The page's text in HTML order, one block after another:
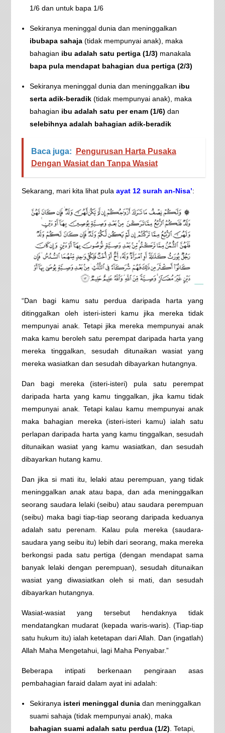
1/6 dan untuk bapa 1/6
Sekiranya meninggal dunia dan meninggalkan
ibubapa sahaja(tidak mempunyai anak), maka
bahagian ibu adalah satu pertiga (1/3) manakala
bapa pula mendapat bahagian dua pertiga (2/3)
Sekiranya meninggal dunia dan meninggalkan ibu
serta adik-beradik(tidak mempunyai anak), maka
bahagian ibu adalah satu per enam (1/6) dan
selebihnya adalah bahagian adik-beradik
Baca juga:
Pengurusan Harta Pusaka
Dengan Wasiat dan Tanpa Wasiat
Sekarang, mari kita lihat pula ayat 12 surah an-Nisa’:
“Dan bagi kamu satu perdua daripada harta yang
ditinggalkan oleh isteri-isteri kamu jika mereka tidak
mempunyai anak. Tetapi jika mereka mempunyai anak
maka kamu beroleh satu perempat daripada harta yang
mereka tinggalkan, sesudah ditunaikan wasiat yang
mereka wasiatkan dan sesudah dibayarkan hutangnya.
Dan bagi mereka (isteri-isteri) pula satu perempat
daripada harta yang kamu tinggalkan, jika kamu tidak
mempunyai anak. Tetapi kalau kamu mempunyai anak
maka bahagian mereka (isteri-isteri kamu) ialah satu
perlapan daripada harta yang kamu tinggalkan, sesudah
ditunaikan wasiat yang kamu wasiatkan, dan sesudah
dibayarkan hutang kamu.
Dan jika si mati itu, lelaki atau perempuan, yang tidak
meninggalkan anak atau bapa, dan ada meninggalkan
seorang saudara lelaki (seibu) atau saudara perempuan
(seibu) maka bagi tiap-tiap seorang daripada keduanya
adalah satu perenam. Kalau pula mereka (saudara-
saudara yang seibu itu) lebih dari seorang, maka mereka
berkongsi pada satu pertiga (dengan mendapat sama
banyak lelaki dengan perempuan), sesudah ditunaikan
wasiat yang diwasiatkan oleh si mati, dan sesudah
dibayarkan hutangnya.
Wasiat-wasiat yang tersebut hendaknya tidak
mendatangkan mudarat (kepada waris-waris). (Tiap-tiap
satu hukum itu) ialah ketetapan dari Allah. Dan (ingatlah)
Allah Maha Mengetahui, lagi Maha Penyabar.”
Beberapa intipati berkenaan pengiraan asas
pembahagian faraid dalam ayat ini adalah:
Sekiranya isteri meninggal duniadan meninggalkan
suami sahaja (tidak mempunyai anak), maka
bahagian suami adalah satu perdua (1/2) . Tetapi,